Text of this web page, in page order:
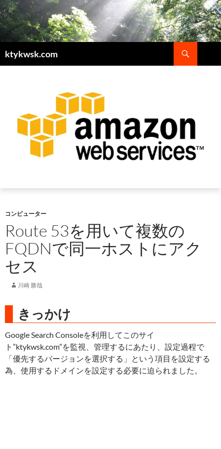
ktykwsk.com
索
コンピューター
Route 53を用いて複数の
FQDNで同一ホストにアク
セス
川崎 勝哉
きっかけ
Google Search Consoleを利用してこのサイ
ト”ktykwsk.com”を監視、管理するにあたり、設定過程で
「優先するバージョンを選択する」という項目を設定する
為、使用するドメインを設定する必要に迫られました。